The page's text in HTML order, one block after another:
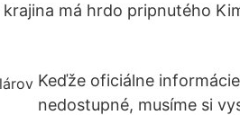
má hrdo pripnutého
Keďže oficiálne
nedostupné, musíme si